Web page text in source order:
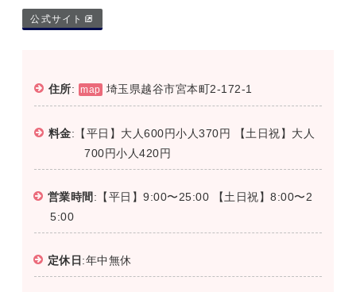
公式サイト
住所: map 埼玉県越谷市宮本町2-172-1
料金:【平日】大人600円小人370円 【土日祝】大人
700円小人420円
営業時間 :【平日】9:00〜25:00 【土日祝】8:00〜2
5:00
定休日 :年中無休